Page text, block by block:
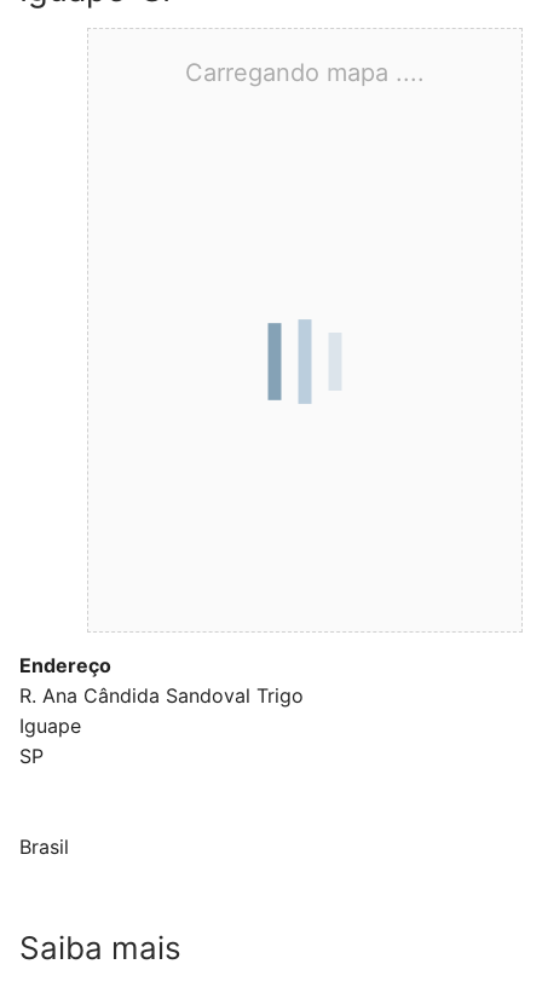
Carregando mapa ....
Endereço
R. Ana Cândida Sandoval Trigo
Iguape
SP
Brasil
Saiba mais